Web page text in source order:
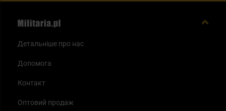
Детальніше про нас
Допомога
Контакт
Оптовий продаж